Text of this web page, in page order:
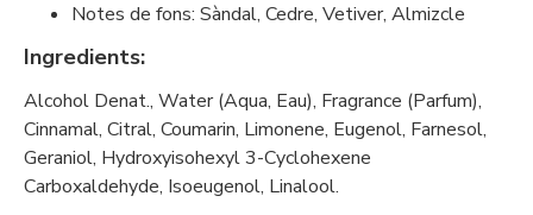
Notes de fons: Sàndal, Cedre, Vetiver, Almizcle
Ingredients:
Alcohol Denat., Water (Aqua, Eau), Fragrance (Parfum),
Cinnamal, Citral, Coumarin, Limonene, Eugenol, Farnesol,
Geraniol, Hydroxyisohexyl 3-Cyclohexene
Carboxaldehyde, Isoeugenol, Linalool.